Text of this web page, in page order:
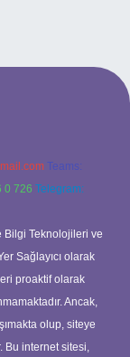
Teams:
0 726 Telegram:
Bilgi Teknolojileri ve
Sağlayıcı olarak
proaktif olarak
Ancak,
olup, siteye
Bu internet sitesi,